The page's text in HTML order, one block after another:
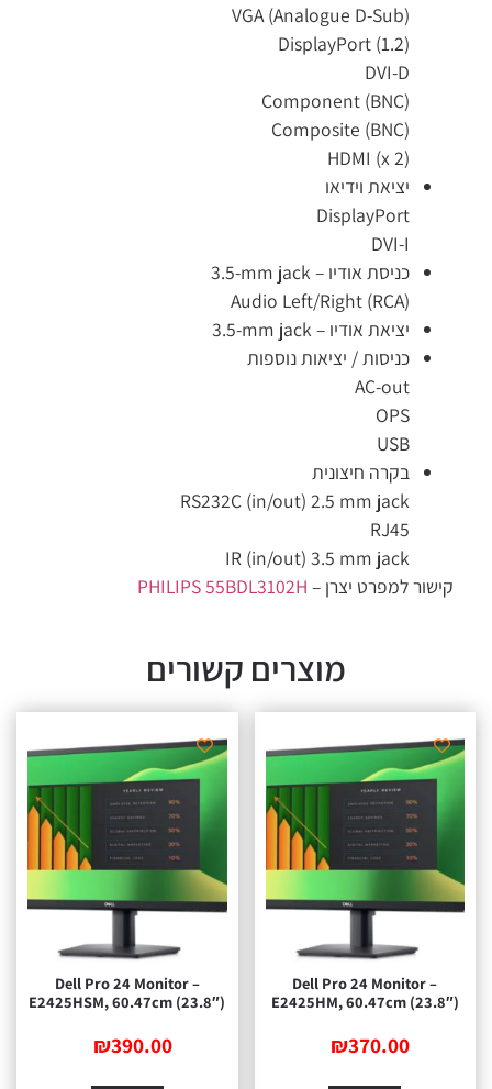
VGA (Analogue D-Sub)
DisplayPort (1.2)
Component (BNC)
Composite (BNC)
HDMI (x 2)
יציאת וידיאו
DisplayPort
כניסת אודיו –3.5-mm jack
Audio Left/Right (RCA)
יציאת אודיו –3.5-mm jack
כניסות / יציאות נוספות
AC-out
בקרה חיצונית
RS232C (in/out) 2.5 mm jack
IR (in/out) 3.5 mm jack
למפרט יצרן – PHILIPS 55BDL3102H
מוצרים קשורים
Dell Pro 24 Monitor –
E2425HM, 60.47cm
₪370.00
Dell Pro 24 Monitor –
E2425HSM, 60.47cm (23.8″)
₪390.00